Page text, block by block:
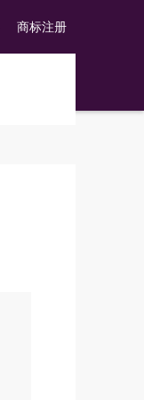
商标注册